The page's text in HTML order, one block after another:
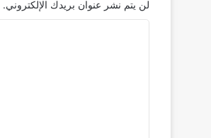
لن يتم نشر عنوان بريدك الإلكتروني.